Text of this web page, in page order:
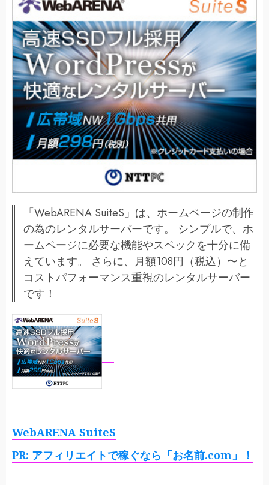
「WebARENA SuiteS」は、ホームページの制作
の為のレンタルサーバーです。 シンプルで、ホ
ームページに必要な機能やスペックを十分に備
えています。 さらに、月額108円（税込）〜と
コストパフォーマンス重視のレンタルサーバー
です！
WebARENA SuiteS
PR: アフィリエイトで稼ぐなら「お名前.com」！